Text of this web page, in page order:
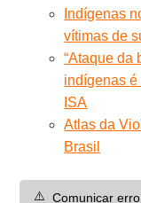
Indígenas
vítimas de
“Ataque da
indígenas é
ISA
Atlas da
Brasil
⚠️ Comunicar erro